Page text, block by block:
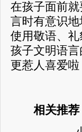
在孩子面前
言时有意识
使用敬语、
孩子文明语
更惹人喜爱啦
相关推荐